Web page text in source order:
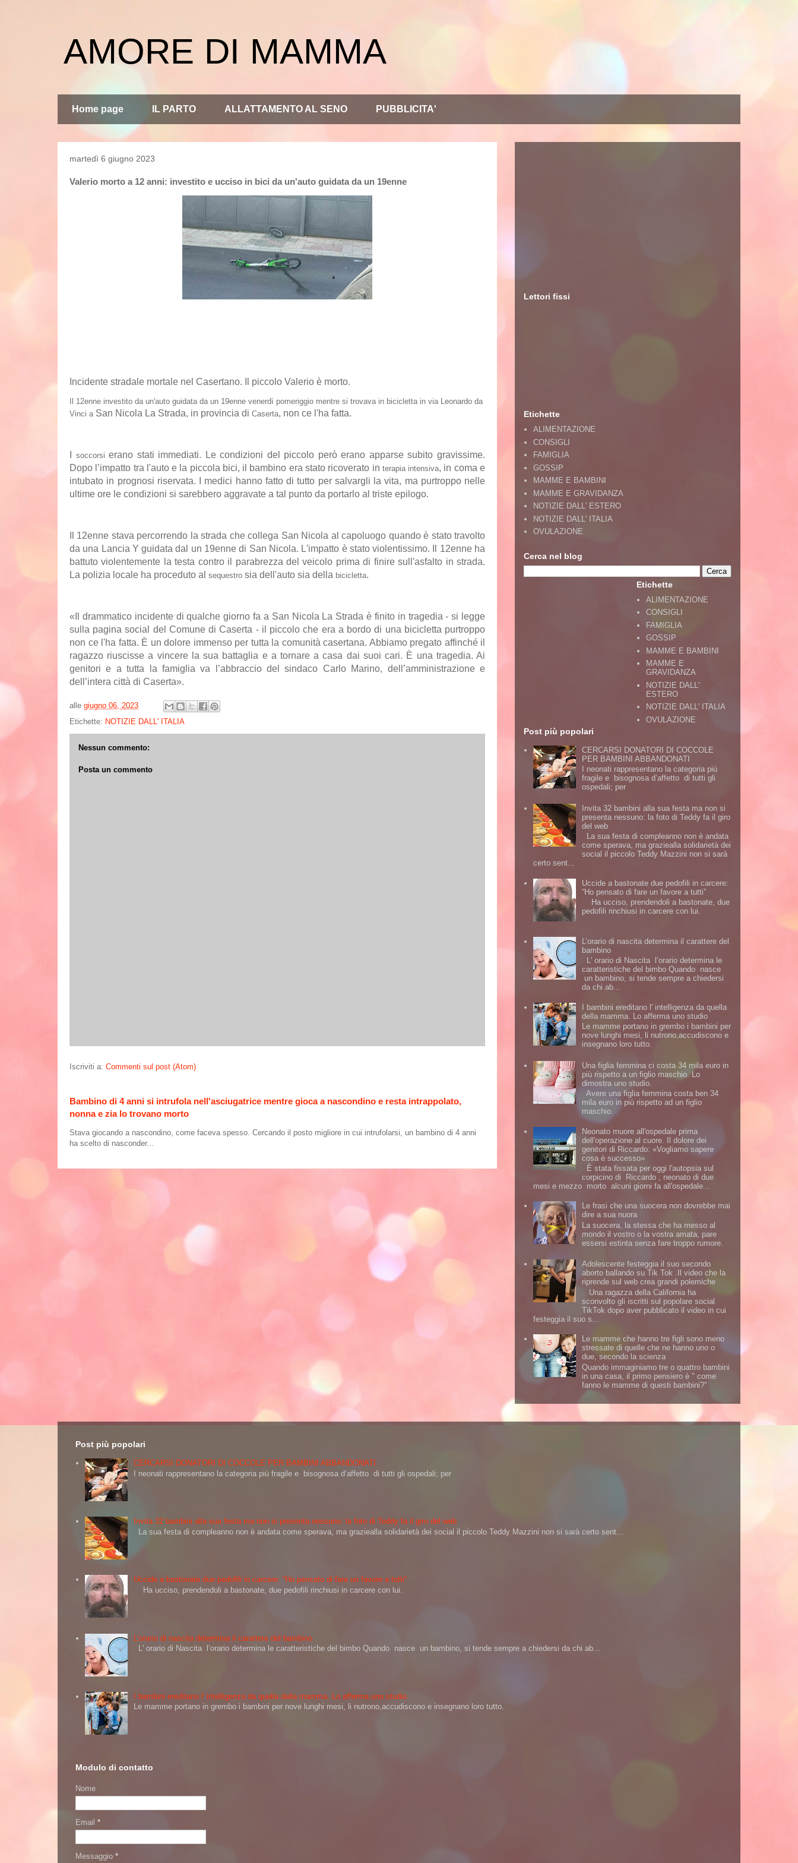
AMORE DI MAMMA
Home page IL PARTO ALLATTAMENTO AL SENO PUBBLICITA'
martedì 6 giugno 2023
Valerio morto a 12 anni: investito e ucciso in bici da un'auto guidata da un 19enne
Incidente stradale mortale nel Casertano. Il piccolo Valerio è morto.
Il 12enne investito da un'auto guidata da un 19enne venerdì pomeriggio mentre si trovava in bicicletta in via Leonardo da
Vinci a San Nicola La Strada, in provincia di Caserta, non ce l'ha fatta.
soccorsi erano stati immediati. Le condizioni del piccolo però erano apparse subito gravissime.
Dopo l’impatto tra l'auto e la piccola bici, il bambino era stato ricoverato in terapia intensiva, in coma e
intubato in prognosi riservata. I medici hanno fatto di tutto per salvargli la vita, ma purtroppo nelle
ultime ore le condizioni si sarebbero aggravate a tal punto da portarlo al triste epilogo.
Il 12enne stava percorrendo la strada che collega San Nicola al capoluogo quando è stato travolto
da una Lancia Y guidata dal un 19enne di San Nicola. L'impatto è stato violentissimo. Il 12enne ha
battuto violentemente la testa contro il parabrezza del veicolo prima di finire sull'asfalto in strada.
La polizia locale ha proceduto al sequestro sia dell'auto sia della bicicletta.
«Il drammatico incidente di qualche giorno fa a San Nicola La Strada è finito in tragedia - si legge
sulla pagina social del Comune di Caserta - il piccolo che era a bordo di una bicicletta purtroppo
non ce l'ha fatta. È un dolore immenso per tutta la comunità casertana. Abbiamo pregato affinché il
ragazzo riuscisse a vincere la sua battaglia e a tornare a casa dai suoi cari. È una tragedia. Ai
genitori e a tutta la famiglia va l’abbraccio del sindaco Carlo Marino, dell’amministrazione e
dell’intera città di Caserta».
alle giugno 06, 2023
Etichette: NOTIZIE DALL' ITALIA
Nessun commento:
Posta un commento
Iscriviti a: Commenti sul post (Atom)
Bambino di 4 anni si intrufola nell'asciugatrice mentre gioca a nascondino e resta intrappolato,
nonna e zia lo trovano morto
Stava giocando a nascondino, come faceva spesso. Cercando il posto migliore in cui intrufolarsi, un bambino di 4 anni
ha scelto di nasconder...
Lettori fissi
Etichette
ALIMENTAZIONE
CONSIGLI
FAMIGLIA
GOSSIP
MAMME E BAMBINI
MAMME E GRAVIDANZA
NOTIZIE DALL' ESTERO
NOTIZIE DALL' ITALIA
OVULAZIONE
Cerca nel blog
Etichette
ALIMENTAZIONE
CONSIGLI
FAMIGLIA
GOSSIP
MAMME E BAMBINI
MAMME E
GRAVIDANZA
NOTIZIE DALL'
ESTERO
NOTIZIE DALL' ITALIA
OVULAZIONE
Post più popolari
CERCARSI DONATORI DI COCCOLE
PER BAMBINI ABBANDONATI
I neonati rappresentano la categoria più
fragile e bisognosa d’affetto di tutti gli
ospedali; per
Invita 32 bambini alla sua festa ma non si
presenta nessuno: la foto di Teddy fa il giro
del web
La sua festa di compleanno non è andata
come sperava, ma graziealla solidarietà dei
social il piccolo Teddy Mazzini non si sarà
certo sent...
Uccide a bastonate due pedofili in carcere:
“Ho pensato di fare un favore a tutti”
Ha ucciso, prendendoli a bastonate, due
pedofili rinchiusi in carcere con lui.
L’orario di nascita determina il carattere del
bambino
L' orario di Nascita l’orario determina le
caratteristiche del bimbo Quando nasce
un bambino, si tende sempre a chiedersi
da chi ab...
I bambini ereditano l' intelligenza da quella
della mamma. Lo afferma uno studio
Le mamme portano in grembo i bambini per
nove lunghi mesi, li nutrono,accudiscono e
insegnano loro tutto.
Una figlia femmina ci costa 34 mila euro in
più rispetto a un figlio maschio. Lo
dimostra uno studio.
Avere una figlia femmina costa ben 34
mila euro in più rispetto ad un figlio
maschio.
Neonato muore all'ospedale prima
dell'operazione al cuore. Il dolore dei
genitori di Riccardo: «Vogliamo sapere
cosa è successo»
È stata fissata per oggi l'autopsia sul
corpicino di Riccardo , neonato di due
mesi e mezzo morto alcuni giorni fa all'ospedale...
Le frasi che una suocera non dovrebbe mai
dire a sua nuora
La suocera, la stessa che ha messo al
mondo il vostro o la vostra amata, pare
essersi estinta senza fare troppo rumore.
Adolescente festeggia il suo secondo
aborto ballando su Tik Tok .Il video che la
riprende sul web crea grandi polemiche
Una ragazza della California ha
sconvolto gli iscritti sul popolare social
TikTok dopo aver pubblicato il video in cui
festeggia il suo s...
Le mamme che hanno tre figli sono meno
stressate di quelle che ne hanno uno o
due, secondo la scienza
Quando immaginiamo tre o quattro bambini
in una casa, il primo pensiero è " come
fanno le mamme di questi bambini?"
Post più popolari
CERCARSI DONATORI DI COCCOLE PER BAMBINI ABBANDONATI
I neonati rappresentano la categoria più fragile e bisognosa d’affetto di tutti gli ospedali; per
Invita 32 bambini alla sua festa ma non si presenta nessuno: la foto di Teddy fa il giro del web
La sua festa di compleanno non è andata come sperava, ma graziealla solidarietà dei social il piccolo Teddy Mazzini non si sarà certo sent...
Uccide a bastonate due pedofili in carcere: “Ho pensato di fare un favore a tutti”
Ha ucciso, prendendoli a bastonate, due pedofili rinchiusi in carcere con lui.
L’orario di nascita determina il carattere del bambino
L' orario di Nascita l’orario determina le caratteristiche del bimbo Quando nasce un bambino, si tende sempre a chiedersi da chi ab...
I bambini ereditano l' intelligenza da quella della mamma. Lo afferma uno studio
Le mamme portano in grembo i bambini per nove lunghi mesi, li nutrono,accudiscono e insegnano loro tutto.
Modulo di contatto
Nome
Email *
Messaggio *